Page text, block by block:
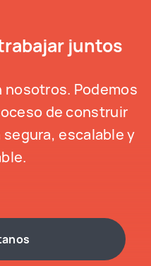
juntos
Podemos
de construir
escalable y